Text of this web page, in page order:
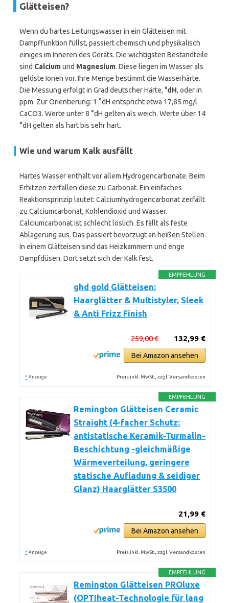
Glätteisen?
Wenn du hartes Leitungswasser in ein Glätteisen mit
Dampffunktion füllst, passiert chemisch und physikalisch
einiges im Inneren des Geräts. Die wichtigsten Bestandteile
sind Calciumund Magnesium. Diese liegen im Wasser als
gelöste Ionen vor. Ihre Menge bestimmt die Wasserhärte.
Die Messung erfolgt in Grad deutscher Härte, °dH, oder in
ppm. Zur Orientierung: 1 °dH entspricht etwa 17,85 mg/l
CaCO3. Werte unter 8 °dH gelten als weich. Werte über 14
°dH gelten als hart bis sehr hart.
Wie und warum Kalk ausfällt
Hartes Wasser enthält vor allem Hydrogencarbonate. Beim
Erhitzen zerfallen diese zu Carbonat. Ein einfaches
Reaktionsprinzip lautet: Calciumhydrogencarbonat zerfällt
zu Calciumcarbonat, Kohlendioxid und Wasser.
Calciumcarbonat ist schlecht löslich. Es fällt als feste
Ablagerung aus. Das passiert bevorzugt an heißen Stellen.
In einem Glätteisen sind das Heizkammern und enge
Dampfdüsen. Dort setzt sich der Kalk fest.
EMPFEHLUNG
ghd gold Glätteisen:
Haarglätter & Multistyler, Sleek
& Anti Frizz Finish
132,99 €
259,00 €
Bei Amazon ansehen
* Anzeige Preis inkl. MwSt., zzgl. Versandkosten
EMPFEHLUNG
Remington Glätteisen Ceramic
Straight (4-facher Schutz:
antistatische Keramik-Turmalin-
Beschichtung -gleichmäßige
Wärmeverteilung, geringere
statische Aufladung & seidiger
Glanz) Haarglätter S3500
21,99 €
Bei Amazon ansehen
* Anzeige Preis inkl. MwSt., zzgl. Versandkosten
EMPFEHLUNG
Remington Glätteisen PROluxe
(OPTIheat-Technologie für lang